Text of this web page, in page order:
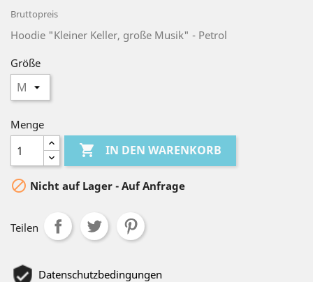
Bruttopreis
Hoodie "Kleiner Keller, große Musik" - Petrol
Größe
Menge
 IN DEN WARENKORB
 Nicht auf Lager - Auf Anfrage
Teilen
Datenschutzbedingungen